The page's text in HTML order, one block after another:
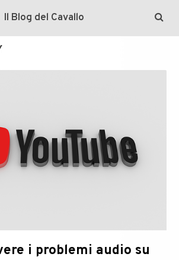
Il Blog del Cavallo
i problemi audio su